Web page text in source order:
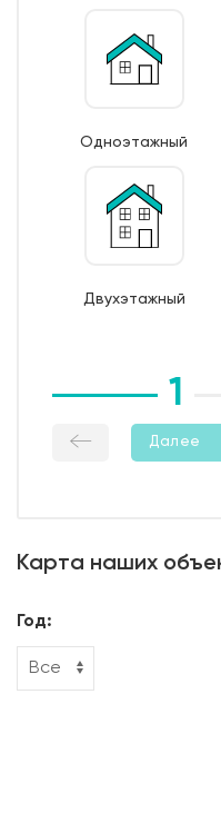
Одноэтажный
Двухэтажный
1
Далее
Карта наших
Год: